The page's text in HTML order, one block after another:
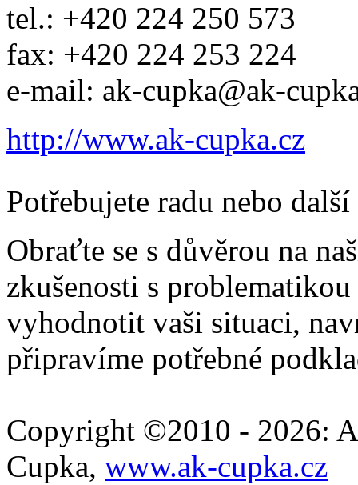
tel.: +420 224 250 573
fax: +420 224 253 224
e-mail: ak-cupka@ak-
http://www.ak-cupka.cz
Potřebujete radu nebo
Obraťte se s důvěrou na
zkušenosti s
vyhodnotit vaši situaci,
připravíme potřebné
Copyright ©2010 - 2026:
Cupka, www.ak-cupka.cz